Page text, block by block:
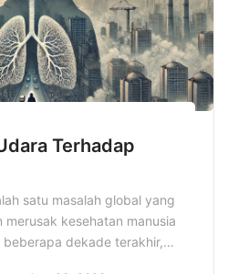
Terhadap
satu masalah global yang
merusak kesehatan manusia
beberapa dekade terakhir,